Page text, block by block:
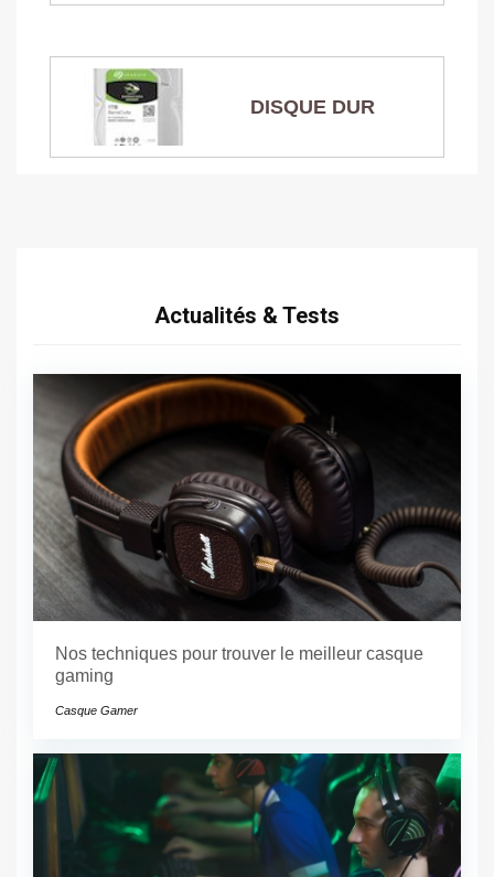
DISQUE DUR
Actualités & Tests
Nos techniques pour trouver le meilleur casque
gaming
Casque Gamer